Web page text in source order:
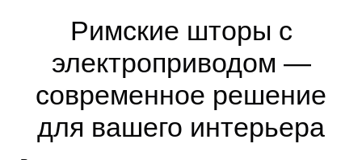
Римские шторы с
электроприводом —
современное решение
для вашего интерьера